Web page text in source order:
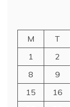
M
T
1
2
8
9
15
16